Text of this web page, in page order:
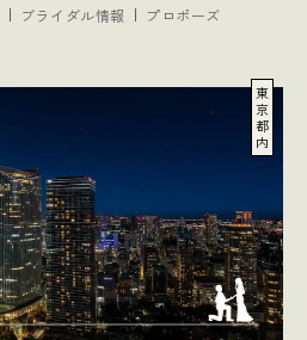
ブライダル情報 プロポーズ
東
京
都
内